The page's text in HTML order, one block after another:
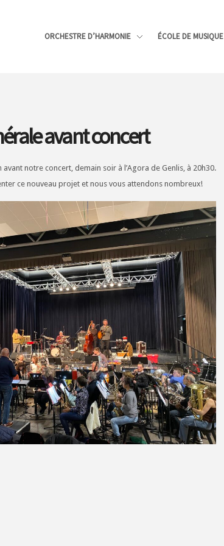
ORCHESTRE D’HARMONIE ÉCOLE DE MUSIQUE
avant concert
notre concert, demain soir à l’Agora de Genlis, à 20h30.
ce nouveau projet et nous vous attendons nombreux!